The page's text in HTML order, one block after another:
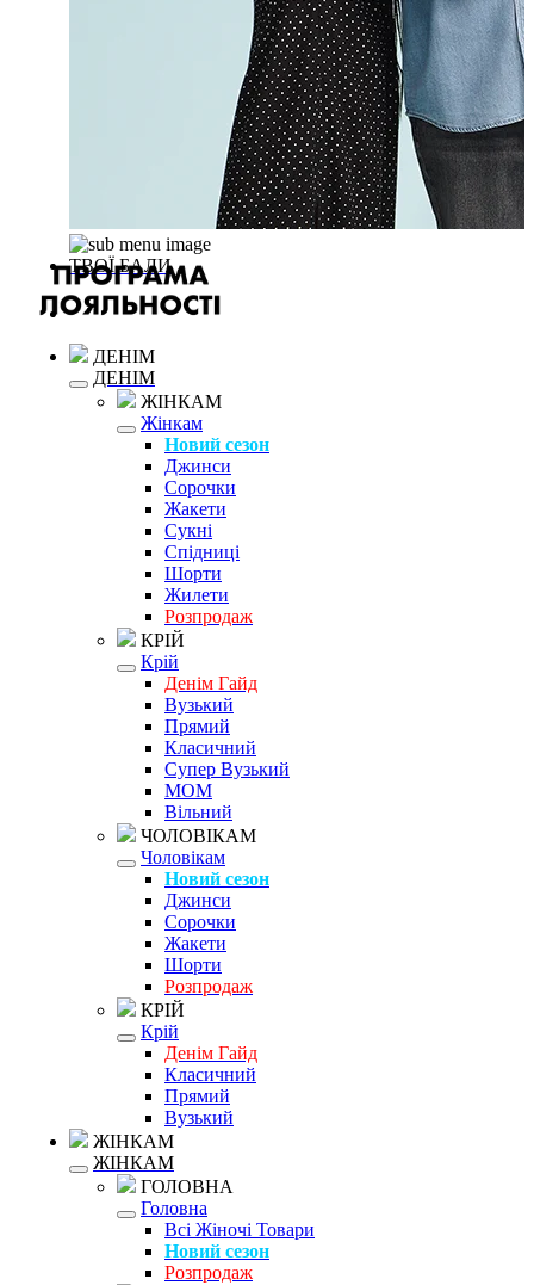
ТВОЇ БАЛИ
ДЕНІМ
ДЕНІМ
ЖІНКАМ
Жінкам
Новий сезон
Джинси
Сорочки
Жакети
Сукні
Спідниці
Шорти
Жилети
Розпродаж
КРІЙ
Крій
Денім Гайд
Вузький
Прямий
Класичний
Супер Вузький
MOM
Вільний
ЧОЛОВІКАМ
Чоловікам
Новий сезон
Джинси
Сорочки
Жакети
Шорти
Розпродаж
КРІЙ
Крій
Денім Гайд
Класичний
Прямий
Вузький
ЖІНКАМ
ЖІНКАМ
ГОЛОВНА
Головна
Всі Жіночі Товари
Новий сезон
Розпродаж